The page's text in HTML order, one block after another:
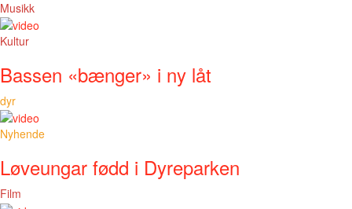
Musikk
Kultur
Bassen «bænger» i ny låt
dyr
Nyhende
Løveungar fødd i Dyreparken
Film